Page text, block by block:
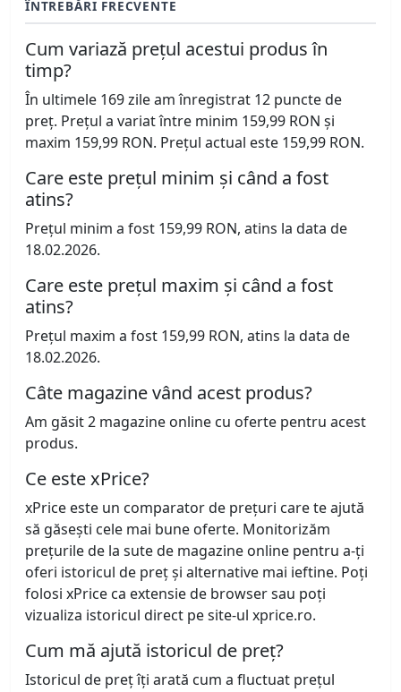
ÎNTREBĂRI FRECVENTE
Cum variază prețul acestui produs în
timp?
În ultimele 169 zile am înregistrat 12 puncte de
preț. Prețul a variat între minim 159,99 RON și
maxim 159,99 RON. Prețul actual este 159,99 RON.
Care este prețul minim și când a fost
atins?
Prețul minim a fost 159,99 RON, atins la data de
18.02.2026.
Care este prețul maxim și când a fost
atins?
Prețul maxim a fost 159,99 RON, atins la data de
18.02.2026.
Câte magazine vând acest produs?
Am găsit 2 magazine online cu oferte pentru acest
produs.
Ce este xPrice?
xPrice este un comparator de prețuri care te ajută
să găsești cele mai bune oferte. Monitorizăm
prețurile de la sute de magazine online pentru a-ți
oferi istoricul de preț și alternative mai ieftine. Poți
folosi xPrice ca extensie de browser sau poți
vizualiza istoricul direct pe site-ul xprice.ro.
Cum mă ajută istoricul de preț?
Istoricul de preț îți arată cum a fluctuat prețul